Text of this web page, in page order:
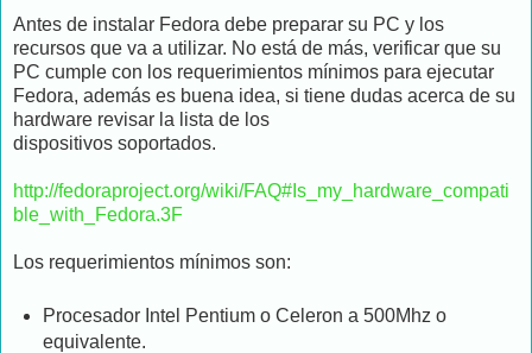
Antes de instalar Fedora debe preparar su PC y los
recursos que va a utilizar. No está de más, verificar que su
PC cumple con los requerimientos mínimos para ejecutar
Fedora, además es buena idea, si tiene dudas acerca de su
hardware revisar la lista de los
dispositivos soportados.
http://fedoraproject.org/wiki/FAQ#Is_my_hardware_compati
ble_with_Fedora.3F
Los requerimientos mínimos son:
Procesador Intel Pentium o Celeron a 500Mhz o
equivalente.